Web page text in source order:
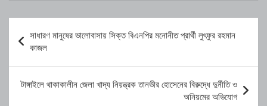
navigation
সাধারণ মানুষের ভালোবাসায় সিক্ত বিএনপির মনোনীত প্রার্থী লুৎফুর রহমান
কাজল
টাঙ্গাইলে থাকাকালীন জেলা খাদ্য নিয়ন্ত্রক তানভীর হোসেনের বিরুদ্ধে দুর্নীতি ও
অনিয়মের অভিযোগ